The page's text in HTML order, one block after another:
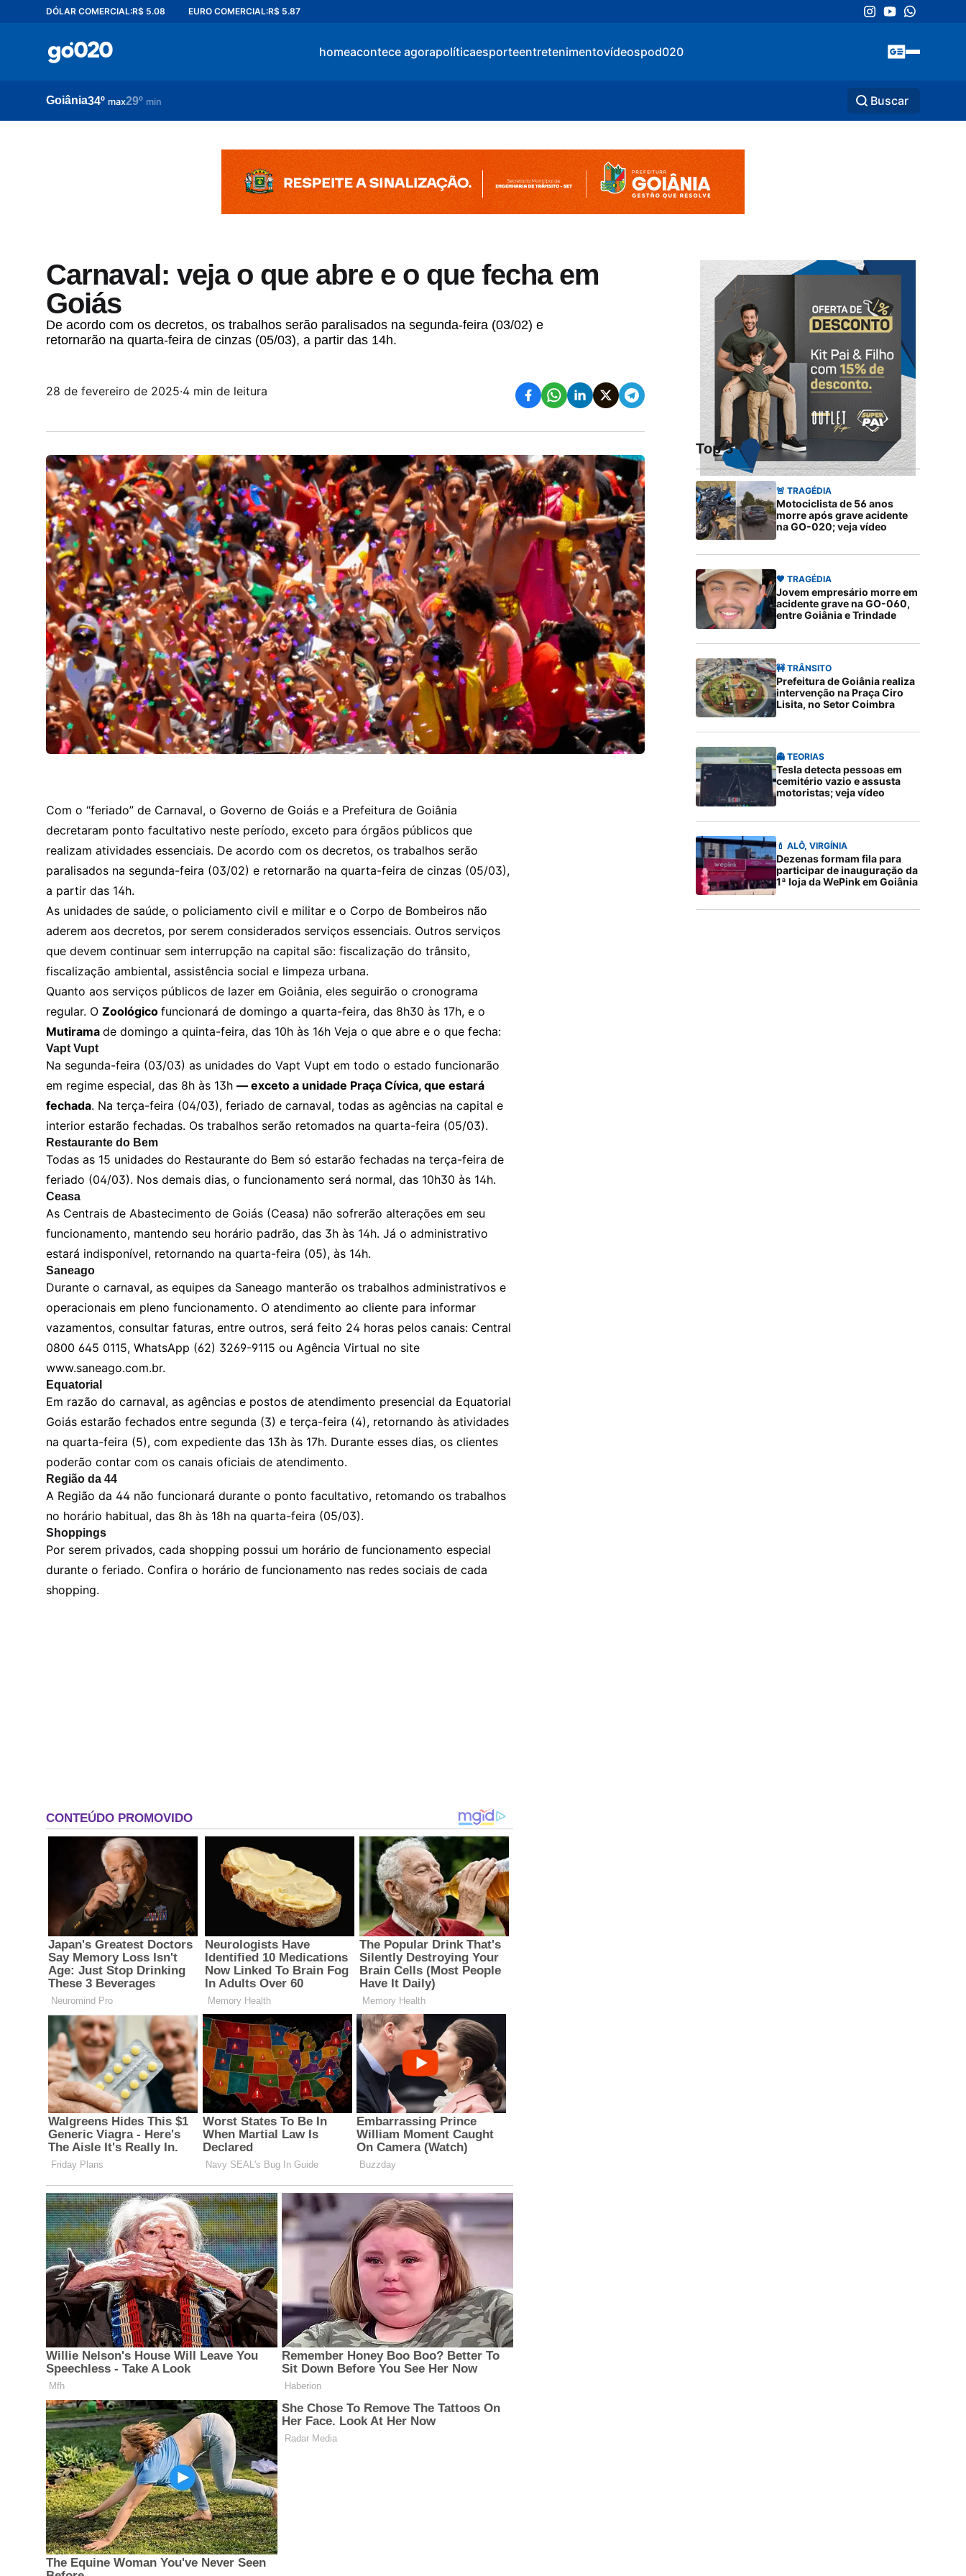
DÓLAR COMERCIAL:R$ 5.08 EURO COMERCIAL:R$ 5.87
homeacontece agorapolíticaesporteentretenimentovídeospod020
Goiânia34º max29º min Buscar
Carnaval: veja o que abre e o que fecha em
Goiás
De acordo com os decretos, os trabalhos serão paralisados na segunda-feira (03/02) e
retornarão na quarta-feira de cinzas (05/03), a partir das 14h.
28 de fevereiro de 2025·4 min de leitura
Com o “feriado” de Carnaval, o Governo de Goiás e a Prefeitura de Goiânia
decretaram ponto facultativo neste período, exceto para órgãos públicos que
realizam atividades essenciais. De acordo com os decretos, os trabalhos serão
paralisados na segunda-feira (03/02) e retornarão na quarta-feira de cinzas (05/03),
a partir das 14h.
As unidades de saúde, o policiamento civil e militar e o Corpo de Bombeiros não
aderem aos decretos, por serem considerados serviços essenciais. Outros serviços
que devem continuar sem interrupção na capital são: fiscalização do trânsito,
fiscalização ambiental, assistência social e limpeza urbana.
Quanto aos serviços públicos de lazer em Goiânia, eles seguirão o cronograma
regular. O Zoológico funcionará de domingo a quarta-feira, das 8h30 às 17h, e o
Mutirama de domingo a quinta-feira, das 10h às 16h Veja o que abre e o que fecha:
Vapt Vupt
Na segunda-feira (03/03) as unidades do Vapt Vupt em todo o estado funcionarão
em regime especial, das 8h às 13h — exceto a unidade Praça Cívica, que estará
fechada. Na terça-feira (04/03), feriado de carnaval, todas as agências na capital e
interior estarão fechadas. Os trabalhos serão retomados na quarta-feira (05/03).
Restaurante do Bem
Todas as 15 unidades do Restaurante do Bem só estarão fechadas na terça-feira de
feriado (04/03). Nos demais dias, o funcionamento será normal, das 10h30 às 14h.
Ceasa
As Centrais de Abastecimento de Goiás (Ceasa) não sofrerão alterações em seu
funcionamento, mantendo seu horário padrão, das 3h às 14h. Já o administrativo
estará indisponível, retornando na quarta-feira (05), às 14h.
Saneago
Durante o carnaval, as equipes da Saneago manterão os trabalhos administrativos e
operacionais em pleno funcionamento. O atendimento ao cliente para informar
vazamentos, consultar faturas, entre outros, será feito 24 horas pelos canais: Central
0800 645 0115, WhatsApp (62) 3269-9115 ou Agência Virtual no site
www.saneago.com.br.
Equatorial
Em razão do carnaval, as agências e postos de atendimento presencial da Equatorial
Goiás estarão fechados entre segunda (3) e terça-feira (4), retornando às atividades
na quarta-feira (5), com expediente das 13h às 17h. Durante esses dias, os clientes
poderão contar com os canais oficiais de atendimento.
Região da 44
A Região da 44 não funcionará durante o ponto facultativo, retomando os trabalhos
no horário habitual, das 8h às 18h na quarta-feira (05/03).
Shoppings
Por serem privados, cada shopping possui um horário de funcionamento especial
durante o feriado. Confira o horário de funcionamento nas redes sociais de cada
shopping.
Top 5
🚨 TRAGÉDIA
Motociclista de 56 anos
morre após grave acidente
na GO-020; veja vídeo
🖤 TRAGÉDIA
Jovem empresário morre em
acidente grave na GO-060,
entre Goiânia e Trindade
🚧 TRÂNSITO
Prefeitura de Goiânia realiza
intervenção na Praça Ciro
Lisita, no Setor Coimbra
👻 TEORIAS
Tesla detecta pessoas em
cemitério vazio e assusta
motoristas; veja vídeo
💄 ALÔ, VIRGÍNIA
Dezenas formam fila para
participar de inauguração da
1ª loja da WePink em Goiânia
acontece agora
esporte